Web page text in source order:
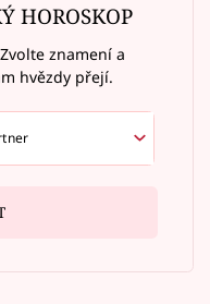
HOROSKOP
znamení a
hvězdy přejí.